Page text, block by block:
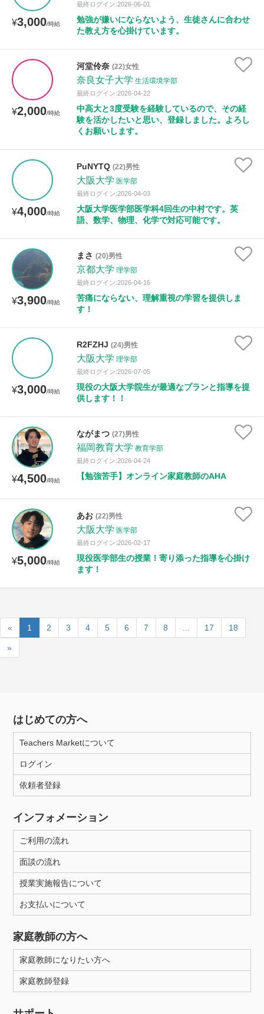
¥3,000/時給
最終ログイン:2026-06-01
勉強が嫌いにならないよう、生徒さんに合わせ
た教え方を心掛けています。
¥2,000/時給
河堂伶奈 (22)女性
奈良女子大学 生活環境学部
最終ログイン:2026-04-22
中高大と3度受験を経験しているので、その経
験を活かしたいと思い、登録しました。よろし
くお願いします。
¥4,000/時給
PuNYTQ (22)男性
大阪大学 医学部
最終ログイン:2026-04-03
大阪大学医学部医学科4回生の中村です。英
語、数学、物理、化学で対応可能です。
¥3,900/時給
まさ (20)男性
京都大学 理学部
最終ログイン:2026-04-16
苦痛にならない、理解重視の学習を提供しま
す！
¥3,000/時給
R2FZHJ (24)男性
大阪大学 理学部
最終ログイン:2026-07-05
現役の大阪大学院生が最適なプランと指導を提
供します！！
¥4,500/時給
ながまつ (27)男性
福岡教育大学 教育学部
最終ログイン:2026-04-24
【勉強苦手】オンライン家庭教師のAHA
¥5,000/時給
あお (22)男性
大阪大学 医学部
最終ログイン:2026-02-17
現役医学部生の授業！寄り添った指導を心掛け
ます！
« 1 2 3 4 5 6 7 8 17 18
»
はじめての方へ
Teachers Marketについて
ログイン
依頼者登録
インフォメーション
ご利用の流れ
面談の流れ
授業実施報告について
お支払いについて
家庭教師の方へ
家庭教師になりたい方へ
家庭教師登録